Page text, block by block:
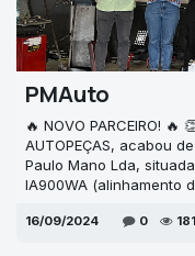
PMAuto
🔥 NOVO PARCEIRO!
AUTOPEÇAS, acabou
Paulo Mano Lda,
IA900WA (alinhamento
16/09/2024 0